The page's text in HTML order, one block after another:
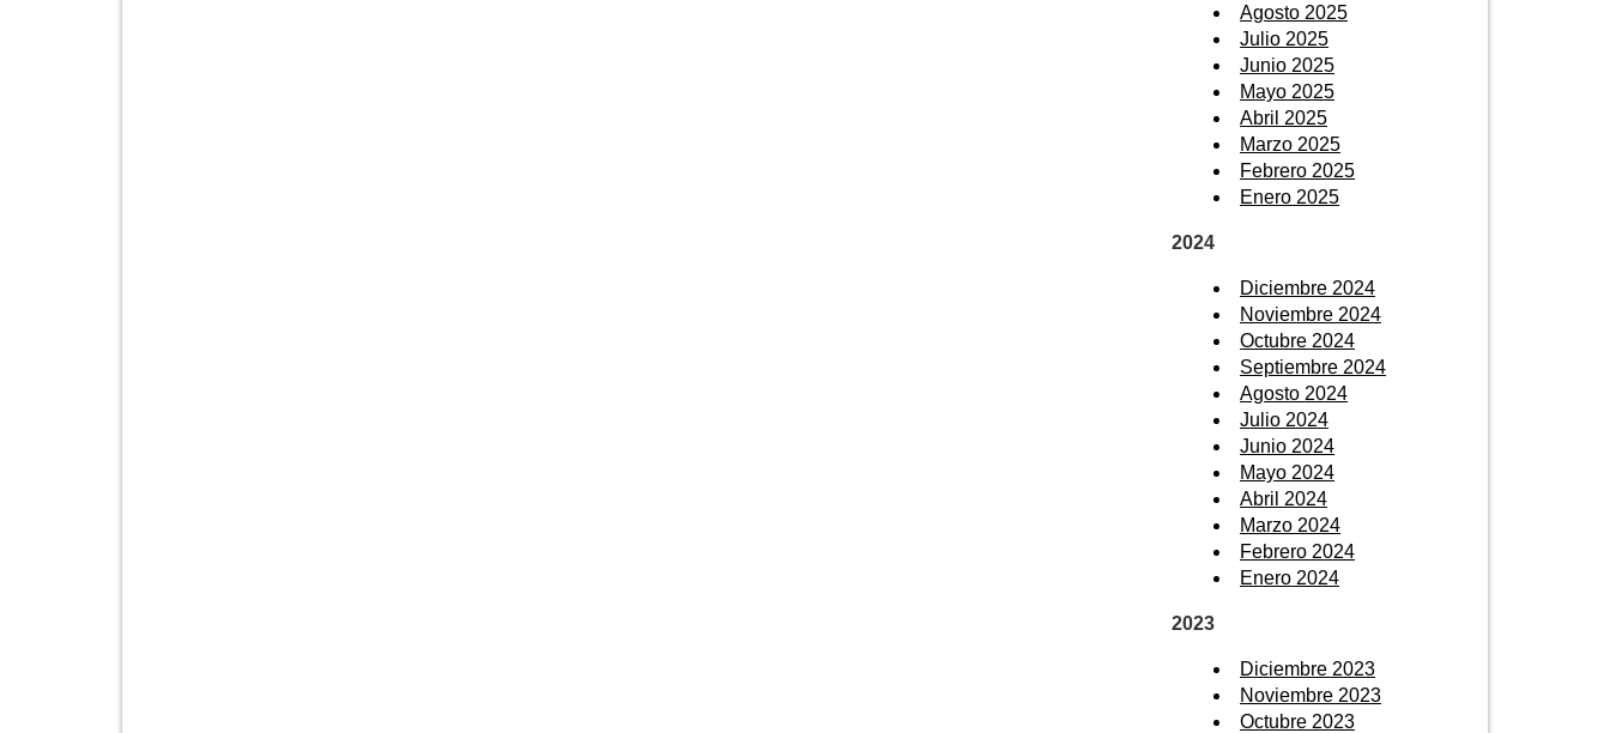
Agosto 2025
Julio 2025
Junio 2025
Mayo 2025
Abril 2025
Marzo 2025
Febrero 2025
Enero 2025
2024
Diciembre 2024
Noviembre 2024
Octubre 2024
Septiembre 2024
Agosto 2024
Julio 2024
Junio 2024
Mayo 2024
Abril 2024
Marzo 2024
Febrero 2024
Enero 2024
2023
Diciembre 2023
Noviembre 2023
Octubre 2023